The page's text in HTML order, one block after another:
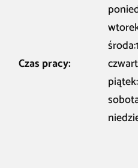
Czas pracy: